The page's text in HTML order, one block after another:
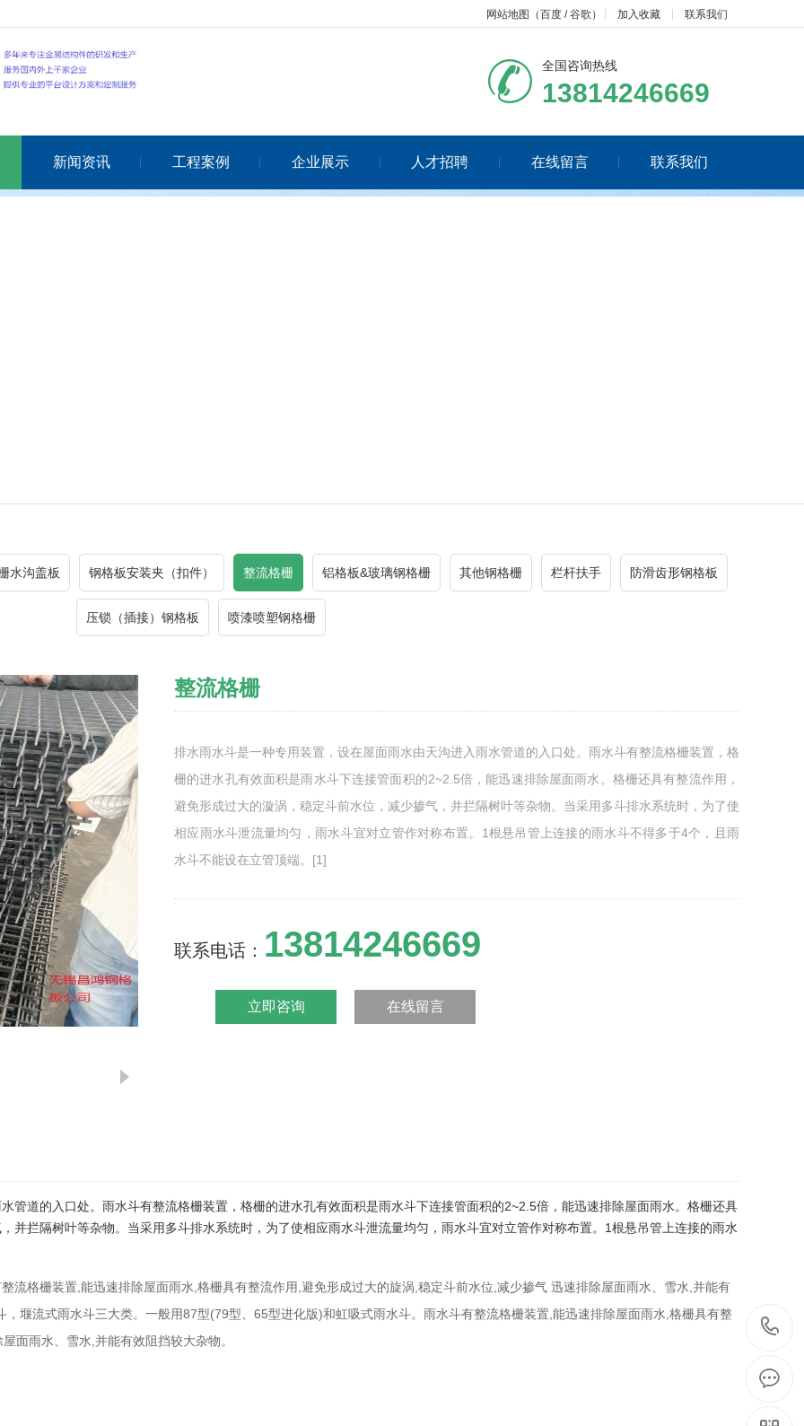
网站地图 （百度 /谷歌 ） 加入收藏 联系我们
全国咨询热线
13814246669
新闻资讯 工程案例 企业展示 人才招聘 在线留言 联系我们
水沟盖板 钢格板安装夹（扣件） 整流格栅 铝格板&玻璃钢格栅 其他钢格栅 栏杆扶手 防滑齿形钢格板
压锁（插接）钢格板 喷漆喷塑钢格栅
整流格栅
排水雨水斗是一种专用装置，设在屋面雨水由天沟进入雨水管道的入口处。雨水斗有整流格栅装置，格
栅的进水孔有效面积是雨水斗下连接管面积的2~2.5倍，能迅速排除屋面雨水。格栅还具有整流作用，
避免形成过大的漩涡，稳定斗前水位，减少掺气，并拦隔树叶等杂物。当采用多斗排水系统时，为了使
相应雨水斗泄流量均匀，雨水斗宜对立管作对称布置。1根悬吊管上连接的雨水斗不得多于4个，且雨
水斗不能设在立管顶端。[1]
具有整流作用,避免形成过大的旋涡,稳定斗前水位,减少掺气 迅速排除屋面雨水、雪水,并能有效阻挡较
大杂物雨水斗分为87型、79型、65型，虹吸式雨水斗，堰流式雨水斗三大类。一般用87型(79型、65
联系电话： 13814246669
立即咨询 在线留言
管道的入口处。雨水斗有整流格栅装置，格栅的进水孔有效面积是雨水斗下连接管面积的2~2.5倍，能迅速排除屋面雨水。格栅还具
并拦隔树叶等杂物。当采用多斗排水系统时，为了使相应雨水斗泄流量均匀，雨水斗宜对立管作对称布置。1根悬吊管上连接的雨水
流格栅装置,能迅速排除屋面雨水,格栅具有整流作用,避免形成过大的旋涡,稳定斗前水位,减少掺气 迅速排除屋面雨水、雪水,并能有
堰流式雨水斗三大类。一般用87型(79型、65型进化版)和虹吸式雨水斗。雨水斗有整流格栅装置,能迅速排除屋面雨水,格栅具有整
面雨水、雪水,并能有效阻挡较大杂物。